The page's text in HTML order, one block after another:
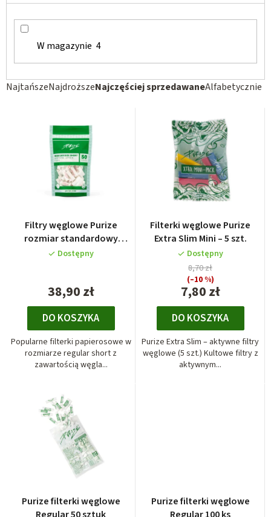
S
k
NajtańszeNajdroższeNajczęściej sprzedawaneAlfabetycznie
W magazynie 4
Filtry węglowe Purize
rozmiar standardowy
krótkie, 50 sztuk
Dostępny
38,90 zł
DO KOSZYKA
Popularne filterki papierosowe w
rozmiarze regular short z
zawartością węgla...
Filterki węglowe Purize
Extra Slim Mini – 5 szt.
Dostępny
7,80 zł
8,70 zł
(–10 %)
DO KOSZYKA
Purize Extra Slim – aktywne filtry
węglowe (5 szt.) Kultowe filtry z
aktywnym...
Purize filterki węglowe
Purize filterki węglowe